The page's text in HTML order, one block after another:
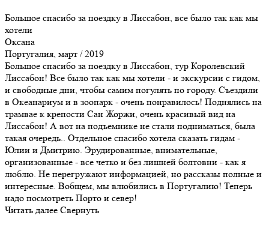
Большое спасибо за поездку в Лиссабон, все было так как мы
хотели
Оксана
Португалия, март / 2019
Большое спасибо за поездку в Лиссабон, тур Королевский
Лиссабон! Все было так как мы хотели - и экскурсии с гидом,
и свободные дни, чтобы самим погулять по городу. Съездили
в Океанариум и в зоопарк - очень понравилось! Поднялись на
трамвае к крепости Сан Жоржи, очень красивый вид на
Лиссабон! А вот на подъемнике не стали подниматься, была
такая очередь.. Отдельное спасибо хотела сказать гидам -
Юлии и Дмитрию. Эрудированные, внимательные,
организованные - все четко и без лишней болтовни - как я
люблю. Не перегружают информацией, но рассказы полные и
интересные. Вобщем, мы влюбились в Португалию! Теперь
надо посмотреть Порто и север!
Читать далее Свернуть